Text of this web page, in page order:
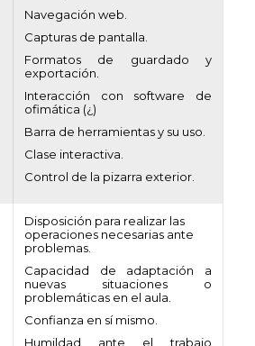
Navegación web.
Capturas de pantalla.
Formatos de guardado y
exportación.
Interacción con software de
ofimática (¿)
Barra de herramientas y su uso.
Clase interactiva.
Control de la pizarra exterior.
Disposición para realizar las
operaciones necesarias ante
problemas.
Capacidad de adaptación a
nuevas situaciones o
problemáticas en el aula.
Confianza en sí mismo.
Humildad ante el trabajo